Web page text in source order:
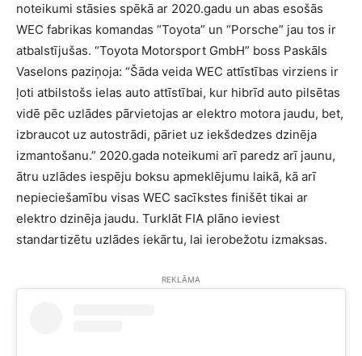
noteikumi stāsies spēkā ar 2020.gadu un abas esošās
WEC fabrikas komandas “Toyota” un “Porsche” jau tos ir
atbalstījušas. “Toyota Motorsport GmbH” boss Paskāls
Vaselons paziņoja: “Šāda veida WEC attīstības virziens ir
ļoti atbilstošs ielas auto attīstībai, kur hibrīd auto pilsētas
vidē pēc uzlādes pārvietojas ar elektro motora jaudu, bet,
izbraucot uz autostrādi, pāriet uz iekšdedzes dzinēja
izmantošanu.” 2020.gada noteikumi arī paredz arī jaunu,
ātru uzlādes iespēju boksu apmeklējumu laikā, kā arī
nepieciešamību visas WEC sacīkstes finišēt tikai ar
elektro dzinēja jaudu. Turklāt FIA plāno ieviest
standartizētu uzlādes iekārtu, lai ierobežotu izmaksas.
REKLĀMA